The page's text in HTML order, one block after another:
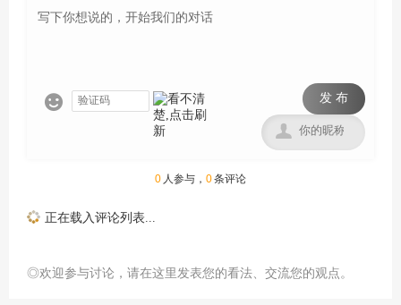
 发 布

0 人参与， 0条评论
正在载入评论列表...
◎欢迎参与讨论，请在这里发表您的看法、交流您的观点。